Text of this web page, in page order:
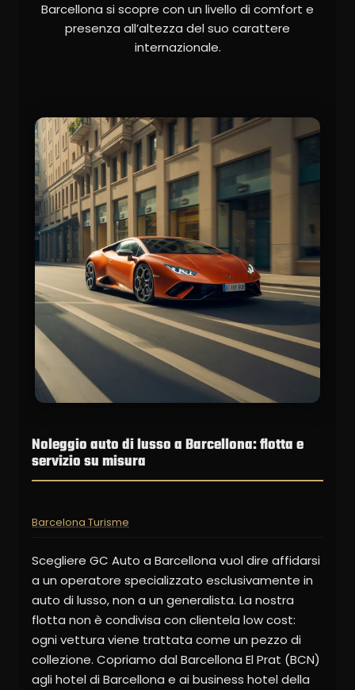
Barcellona si scopre con un livello di comfort e
presenza all’altezza del suo carattere
internazionale.
Noleggio auto di lusso a Barcellona: flotta e
servizio su misura
Barcelona Turisme
Scegliere GC Auto a Barcellona vuol dire affidarsi
a un operatore specializzato esclusivamente in
auto di lusso, non a un generalista. La nostra
flotta non è condivisa con clientela low cost:
ogni vettura viene trattata come un pezzo di
collezione. Copriamo dal Barcellona El Prat (BCN)
agli hotel di Barcellona e ai business hotel della